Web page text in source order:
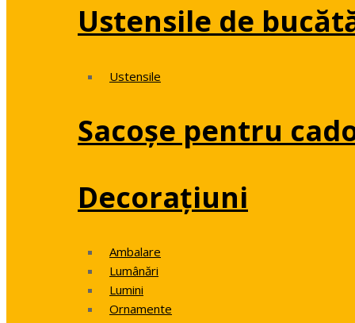
Ustensile de
Ustensile
Sacoșe pentru
Decorațiuni
Ambalare
Lumânări
Lumini
Ornamente